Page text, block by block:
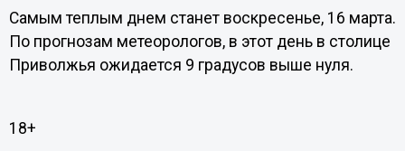
Самым теплым днем станет воскресенье, 16 марта.
По прогнозам метеорологов, в этот день в столице
Приволжья ожидается 9 градусов выше нуля.
18+